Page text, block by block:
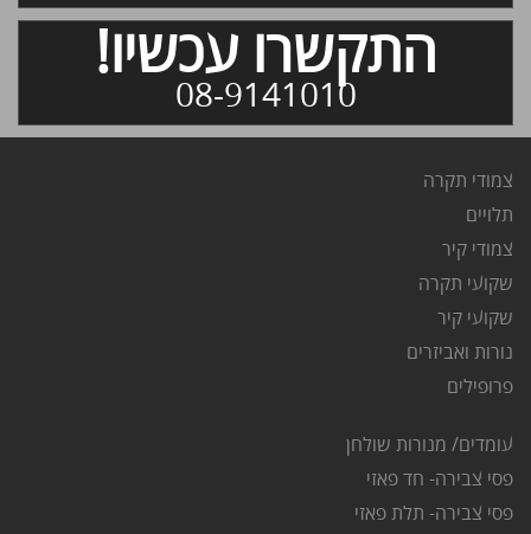
התקשרו עכשיו!
08-9141010
צמודי תקרה
תלויים
צמודי קיר
שקועי תקרה
שקועי קיר
נורות ואביזרים
פרופילים
עומדים/ מנורות שולחן
פסי צבירה- חד פאזי
פסי צבירה- תלת פאזי